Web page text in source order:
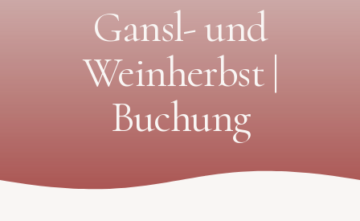
Gansl- und
Weinherbst |
Buchung